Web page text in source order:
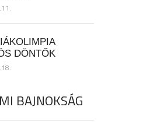
DÖNTŐK
BAJNOKSÁG